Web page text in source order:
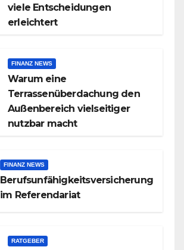
viele Entscheidungen
erleichtert
FINANZ NEWS
Warum eine
Terrassenüberdachung den
Außenbereich vielseitiger
nutzbar macht
FINANZ NEWS
Berufsunfähigkeitsversicherung
im Referendariat
RATGEBER